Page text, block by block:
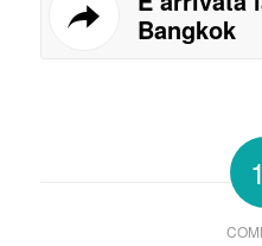
Bangkok